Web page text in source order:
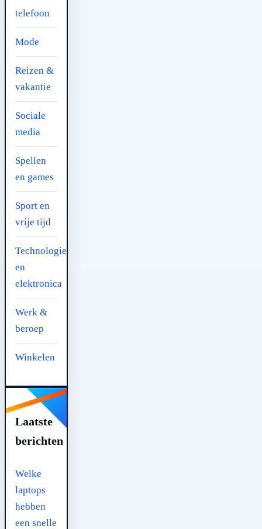
telefoon
Mode
Reizen &
vakantie
Sociale
media
Spellen
en games
Sport en
vrije tijd
Technologie
en
elektronica
Werk &
beroep
Winkelen
Laatste
berichten
Welke
laptops
hebben
een snelle